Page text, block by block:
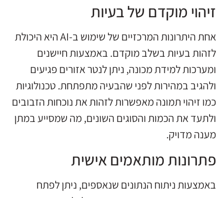
זיהוי מוקדם של בעיות
אחת היתרונות המרכזיים של שימוש ב-AI היא היכולת
לזהות בעיות בשלב מוקדם. באמצעות חיישנים
ומערכות למידת מכונה, ניתן לנטר אזורים פגיעים
ולהגיב במהירות לפני שהבעיה מתפתחת. טכנולוגיות
כמו זיהוי תמונה מאפשרות לזהות את נוכחות הזבובים
ולתעד את הכמות והסוגים השונים, מה שמסייע במתן
מענה מדויק.
פתרונות מותאמים אישית
באמצעות ניתוח הנתונים שנאספים, ניתן לפתח